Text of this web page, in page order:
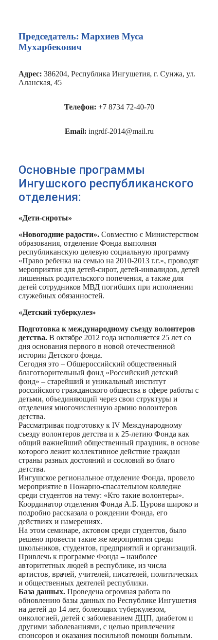
Председатель: Мархиев Муса
Мухарбекович
Адрес: 386204, Республика Ингушетия, г. Сунжа, ул.
Аланская, 45
Телефон: +7 8734 72-40-70
Email: ingrdf-2014@mail.ru
Основные программы
Ингушского республиканского
отделения:
«Дети-сироты»
«Новогодние радости». Совместно с Министерством
образования, отделение Фонда выполняя
республиканскую целевую социальную программу
«Право ребенка на семью на 2010-2013 г.г.», проводят
мероприятия для детей-сирот, детей-инвалидов, детей
лишенных родительского попечения, а также для
детей сотрудников МВД погибших при исполнении
служебных обязанностей.
«Детский туберкулез»
Подготовка к международному съезду волонтеров
детства. В октябре 2012 года исполняется 25 лет со
дня основания первого в новой отечественной
истории Детского фонда.
Сегодня это – Общероссийский общественный
благотворительный фонд «Российский детский
фонд» – старейший и уникальный институт
российского гражданского общества в сфере работы с
детьми, объединяющий через свои структуры и
отделения многочисленную армию волонтеров
детства.
Рассматривая подготовку к IV Международному
съезду волонтеров детства и к 25-летию Фонда как
общий важнейший общественный праздник, в основе
которого лежит коллективное действие граждан
страны разных достояний и сословий во благо
детства.
Ингушское региональное отделение Фонда, провело
мероприятие в Пожарно-спасательном колледже
среди студентов на тему: «Кто такие волонтеры».
Координатор отделения Фонда А.Б. Цурова широко и
подробно рассказала о рождении Фонда, его
действиях и намерениях.
На этом семинаре, актовом среди студентов, было
решено провести такие же мероприятия среди
школьников, студентов, предприятий и организаций.
Привлечь к программе Фонда – наиболее
авторитетных людей в республике, из числа
артистов, врачей, учителей, писателей, политических
и общественных деятелей республики.
База данных. Проведена огромная работа по
обновлению базы данных по Республике Ингушетия
на детей до 14 лет, болеющих туберкулезом,
онкологией, детей с заболеванием ДЦП, диабетом и
другими заболеваниями, с целью привлечения
спонсоров и оказания посильной помощи больным.